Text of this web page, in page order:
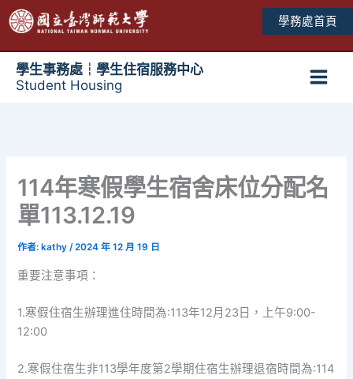
至
學務處首頁
學生事務處┆學生住宿服務中心
Student Housing
114年寒假學生宿舍床位分配名
單113.12.19
作者: kathy/2024 年 12 月 19 日
重要注意事項：
1.寒假住宿生辦理進住時間為:113年12月23日，上午9:00-
12:00
2.寒假住宿生非113學年度第2學期住宿生辦理退宿時間為:114